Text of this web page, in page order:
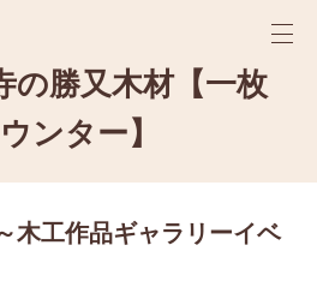
の勝又木材【一枚
ンター】
木工作品ギャラリーイベ